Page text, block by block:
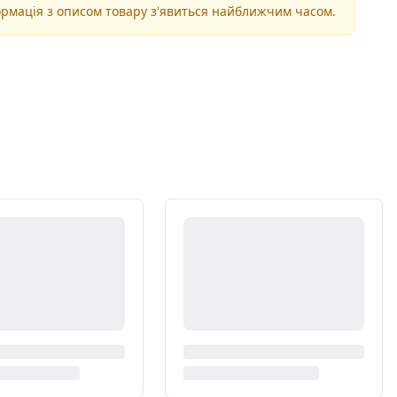
з описом товару з'явиться найближчим часом.